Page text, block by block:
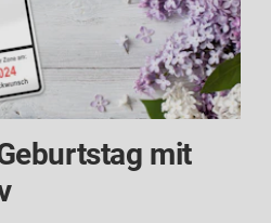
mit